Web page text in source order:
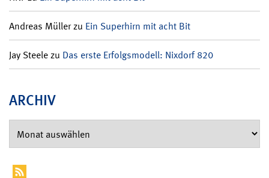
Andreas Müllerzu Ein Superhirn mit acht Bit
Jay Steelezu Das erste Erfolgsmodell: Nixdorf 820
ARCHIV